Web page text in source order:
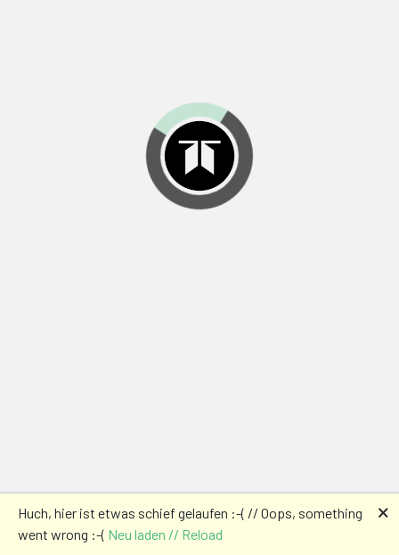
Huch, hier ist etwas schief gelaufen :-( // Oops, something
went wrong :-( Neu laden // Reload
🗙